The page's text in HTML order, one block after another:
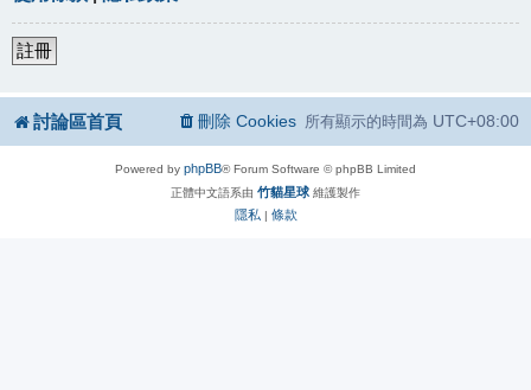
註冊
討論區首頁 所有顯示的時間為 UTC+08:00
刪除 Cookies
Powered by phpBB® Forum Software © phpBB Limited
正體中文語系由 竹貓星球 維護製作
隱私 | 條款